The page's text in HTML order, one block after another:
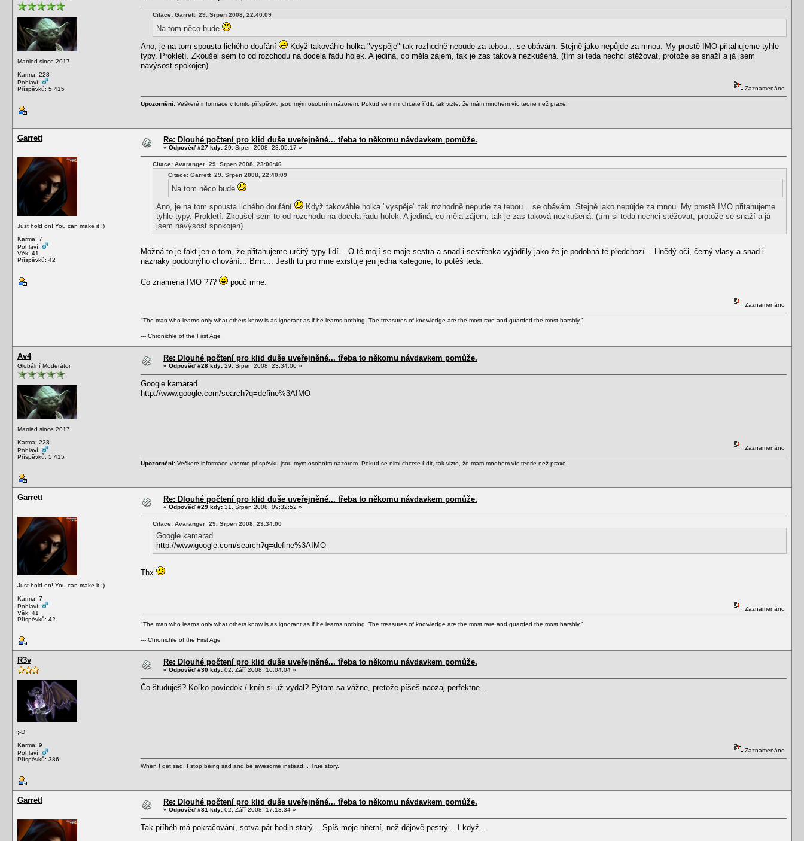
Married since 2017
Karma: 228
Pohlaví:
Příspěvků: 5 415
Citace: Garrett 29. Srpen 2008, 22:40:09
Na tom něco bude
Ano, je na tom spousta lichého doufání
Když takováhle holka "vyspěje" tak rozhodně nepude za tebou... se obávám. Stejně jako nepůjde za mnou. My prostě IMO přitahujeme tyhle
typy. Prokletí. Zkoušel sem to od rozchodu na docela řadu holek. A jediná, co měla zájem, tak je zas taková nezkušená. (tím si teda nechci stěžovat, protože se snaží a já jsem
navýsost spokojen)
Zaznamenáno
Upozornění: Veškeré informace v tomto příspěvku jsou mým osobním názorem. Pokud se nimi chcete řídit, tak vizte, že mám mnohem víc teorie než praxe.
Garrett
Just hold on! You can make it :)
Karma: 7
Pohlaví:
Věk: 41
Příspěvků: 42
Re: Dlouhé počtení pro klid duše uveřejněné... třeba to někomu návdavkem pomůže.
« Odpověď #27 kdy: 29. Srpen 2008, 23:05:17 »
Citace: Avaranger 29. Srpen 2008, 23:00:46
Citace: Garrett 29. Srpen 2008, 22:40:09
Na tom něco bude
Ano, je na tom spousta lichého doufání
Když takováhle holka "vyspěje" tak rozhodně nepude za tebou... se obávám. Stejně jako nepůjde za mnou. My prostě IMO přitahujeme
tyhle typy. Prokletí. Zkoušel sem to od rozchodu na docela řadu holek. A jediná, co měla zájem, tak je zas taková nezkušená. (tím si teda nechci stěžovat, protože se snaží a já
jsem navýsost spokojen)
Možná to je fakt jen o tom, že přitahujeme určitý typy lidí... O té mojí se moje sestra a snad i sestřenka vyjádřily jako že je podobná té předchozí... Hnědý oči, černý vlasy a snad i
náznaky podobnýho chování... Brrrr.... Jestli tu pro mne existuje jen jedna kategorie, to potěš teda.
Co znamená IMO ??? pouč mne.
Zaznamenáno
"The man who learns only what others know is as ignorant as if he learns nothing. The treasures of knowledge are the most rare and guarded the most harshly."
--- Chronichle of the First Age
Av4
Globální Moderátor
Married since 2017
Karma: 228
Pohlaví:
Příspěvků: 5 415
Re: Dlouhé počtení pro klid duše uveřejněné... třeba to někomu návdavkem pomůže.
« Odpověď #28 kdy: 29. Srpen 2008, 23:34:00 »
Google kamarad
http://www.google.com/search?q=define%3AIMO
Zaznamenáno
Upozornění: Veškeré informace v tomto příspěvku jsou mým osobním názorem. Pokud se nimi chcete řídit, tak vizte, že mám mnohem víc teorie než praxe.
Garrett
Just hold on! You can make it :)
Karma: 7
Pohlaví:
Věk: 41
Příspěvků: 42
Re: Dlouhé počtení pro klid duše uveřejněné... třeba to někomu návdavkem pomůže.
« Odpověď #29 kdy: 31. Srpen 2008, 09:32:52 »
Citace: Avaranger 29. Srpen 2008, 23:34:00
Google kamarad
http://www.google.com/search?q=define%3AIMO
Thx
Zaznamenáno
"The man who learns only what others know is as ignorant as if he learns nothing. The treasures of knowledge are the most rare and guarded the most harshly."
--- Chronichle of the First Age
R3v
;-D
Karma: 9
Pohlaví:
Příspěvků: 386
Re: Dlouhé počtení pro klid duše uveřejněné... třeba to někomu návdavkem pomůže.
« Odpověď #30 kdy: 02. Září 2008, 16:04:04 »
Čo študuješ? Koľko poviedok / kníh si už vydal? Pýtam sa vážne, pretože píšeš naozaj perfektne...
Zaznamenáno
When I get sad, I stop being sad and be awesome instead... True story.
Garrett Re: Dlouhé počtení pro klid duše uveřejněné... třeba to někomu návdavkem pomůže.
« Odpověď #31 kdy: 02. Září 2008, 17:13:34 »
Tak příběh má pokračování, sotva pár hodin starý... Spíš moje niterní, než dějově pestrý... I když...